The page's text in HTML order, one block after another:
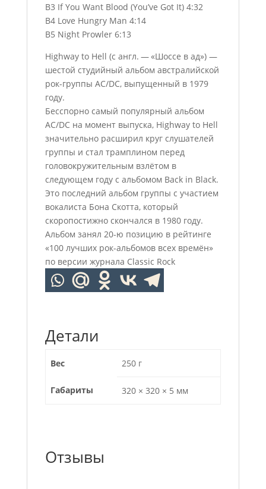
B3 If You Want Blood (You’ve Got It) 4:32
B4 Love Hungry Man 4:14
B5 Night Prowler 6:13
Highway to Hell (с англ. — «Шоссе в ад») —
шестой студийный альбом австралийской
рок-группы AC/DC, выпущенный в 1979
году.
Бесспорно самый популярный альбом
AC/DC на момент выпуска, Highway to Hell
значительно расширил круг слушателей
группы и стал трамплином перед
головокружительным взлётом в
следующем году с альбомом Back in Black.
Это последний альбом группы с участием
вокалиста Бона Скотта, который
скоропостижно скончался в 1980 году.
Альбом занял 20-ю позицию в рейтинге
«100 лучших рок-альбомов всех времён»
по версии журнала Classic Rock
Детали
Вес 250 г
Габариты 320 × 320 × 5 мм
Отзывы